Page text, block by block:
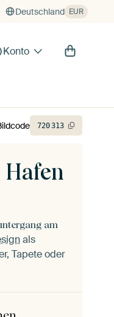
Deutschland EUR
Konto
am
als
Tapete oder
720313